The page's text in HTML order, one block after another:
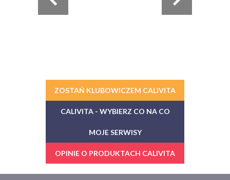
ZOSTAŃ KLUBOWICZEM CALIVITA
CALIVITA - WYBIERZ CO NA CO
MOJE SERWISY
OPINIE O PRODUKTACH CALIVITA